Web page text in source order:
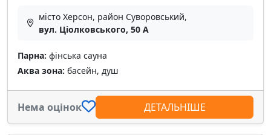
місто Херсон, район Суворовський,
вул. Ціолковського, 50 А
Парна: фінська сауна
Аква зона: басейн, душ
Нема оцінок ДЕТАЛЬНІШЕ